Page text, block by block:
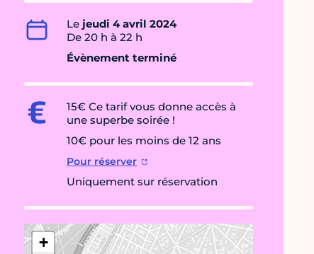
Le jeudi 4 avril 2024
De 20 h à 22 h
Évènement terminé
15€ Ce tarif vous donne accès à
une superbe soirée !
10€ pour les moins de 12 ans
Pour réserver
Uniquement sur réservation
+